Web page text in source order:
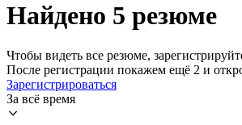
Найдено 5 резюме
Чтобы видеть все резюме,
После регистрации покажем ещё 2 и
Зарегистрироваться
За всё время